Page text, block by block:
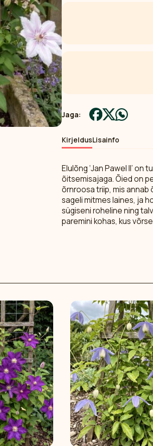
Jaga:
KirjeldusLisainfo
Elulõng ‘Jan Pawel II’
õitsemisajaga. Õied on
õrnroosa triip, mis
sageli mitmes laines, ja
sügiseni roheline ning
paremini kohas, kus